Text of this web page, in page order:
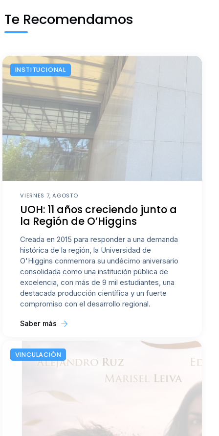
Te Recomendamos
INSTITUCIONAL
VIERNES 7, AGOSTO
UOH: 11 años creciendo junto a
la Región de O’Higgins
Creada en 2015 para responder a una demanda
histórica de la región, la Universidad de
O'Higgins conmemora su undécimo aniversario
consolidada como una institución pública de
excelencia, con más de 9 mil estudiantes, una
destacada producción científica y un fuerte
compromiso con el desarrollo regional.
Saber más
VINCULACIÓN